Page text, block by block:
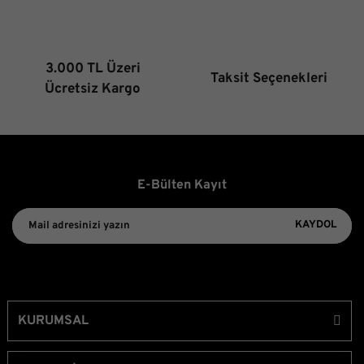
3.000 TL Üzeri
Ücretsiz Kargo
Taksit Seçenekleri
E-Bülten Kayıt
KAYDOL
KURUMSAL